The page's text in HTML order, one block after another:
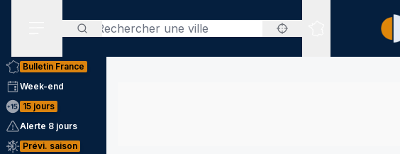
Rechercher
Sites expertisés
Bulletin France
Week-end
15 jours
Alerte 8 jours
Prévi. saison